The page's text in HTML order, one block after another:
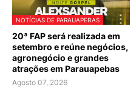
NOTÍCIAS DE PARAUAPEBAS
20ª FAP será realizada em
setembro e reúne negócios,
agronegócio e grandes
atrações em Parauapebas
Agosto 07, 2026